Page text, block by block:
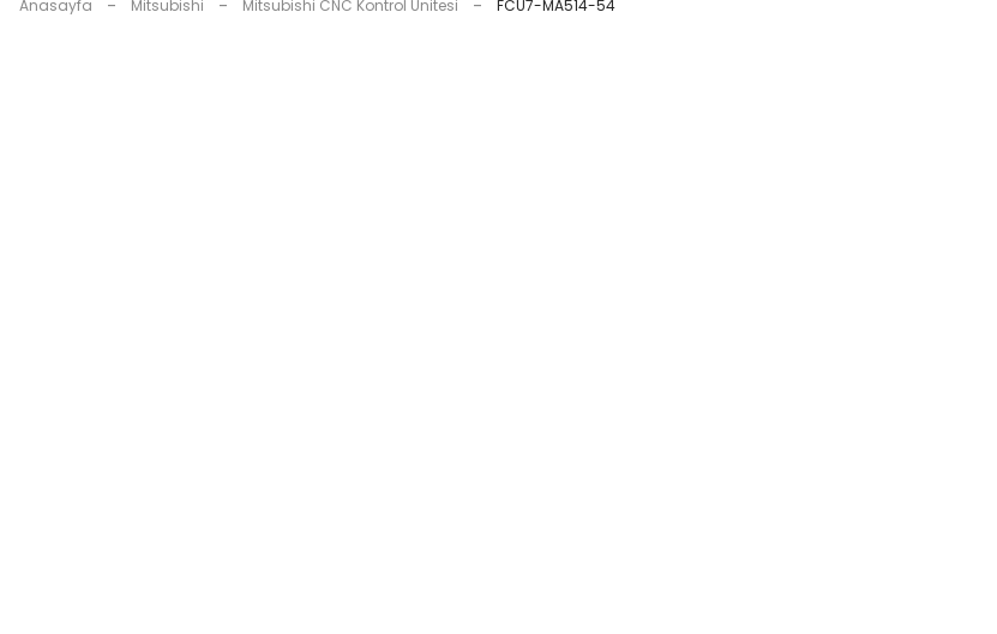
Anasayfa Mitsubishi Mitsubishi CNC Kontrol Ünitesi FCU7-MA514-54